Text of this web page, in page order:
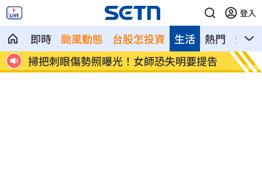
登入
即時 颱風動態 台股怎投資 熱門 影音
生活
掃把刺眼傷勢照曝光！女師恐失明要提告
新北
性